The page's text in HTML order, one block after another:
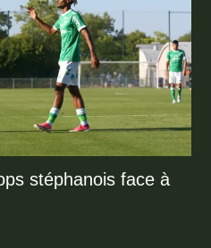
stéphanois face à